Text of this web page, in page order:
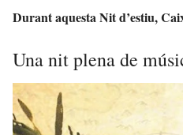
Durant aquesta Nit d’estiu,
Una nit plena de